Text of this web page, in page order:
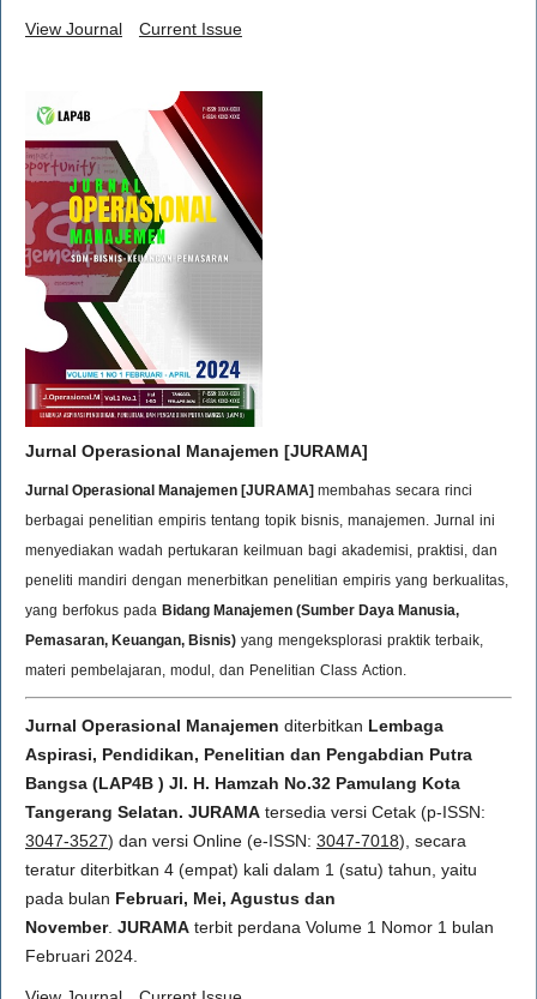
View Journal Current Issue
Jurnal Operasional Manajemen [JURAMA]
Jurnal Operasional Manajemen [JURAMA] membahas secara rinci
berbagai penelitian empiris tentang topik bisnis, manajemen. Jurnal ini
menyediakan wadah pertukaran keilmuan bagi akademisi, praktisi, dan
peneliti mandiri dengan menerbitkan penelitian empiris yang berkualitas,
yang berfokus pada Bidang Manajemen (Sumber Daya Manusia,
Pemasaran, Keuangan, Bisnis) yang mengeksplorasi praktik terbaik,
materi pembelajaran, modul, dan Penelitian Class Action.
Jurnal Operasional Manajemen diterbitkan Lembaga
Aspirasi, Pendidikan, Penelitian dan Pengabdian Putra
Bangsa (LAP4B ) Jl. H. Hamzah No.32 Pamulang Kota
Tangerang Selatan. JURAMA tersedia versi Cetak (p-ISSN:
3047-3527) dan versi Online (e-ISSN: 3047-7018), secara
teratur diterbitkan 4 (empat) kali dalam 1 (satu) tahun, yaitu
pada bulan Februari, Mei, Agustus dan
November. JURAMA terbit perdana Volume 1 Nomor 1 bulan
Februari 2024.